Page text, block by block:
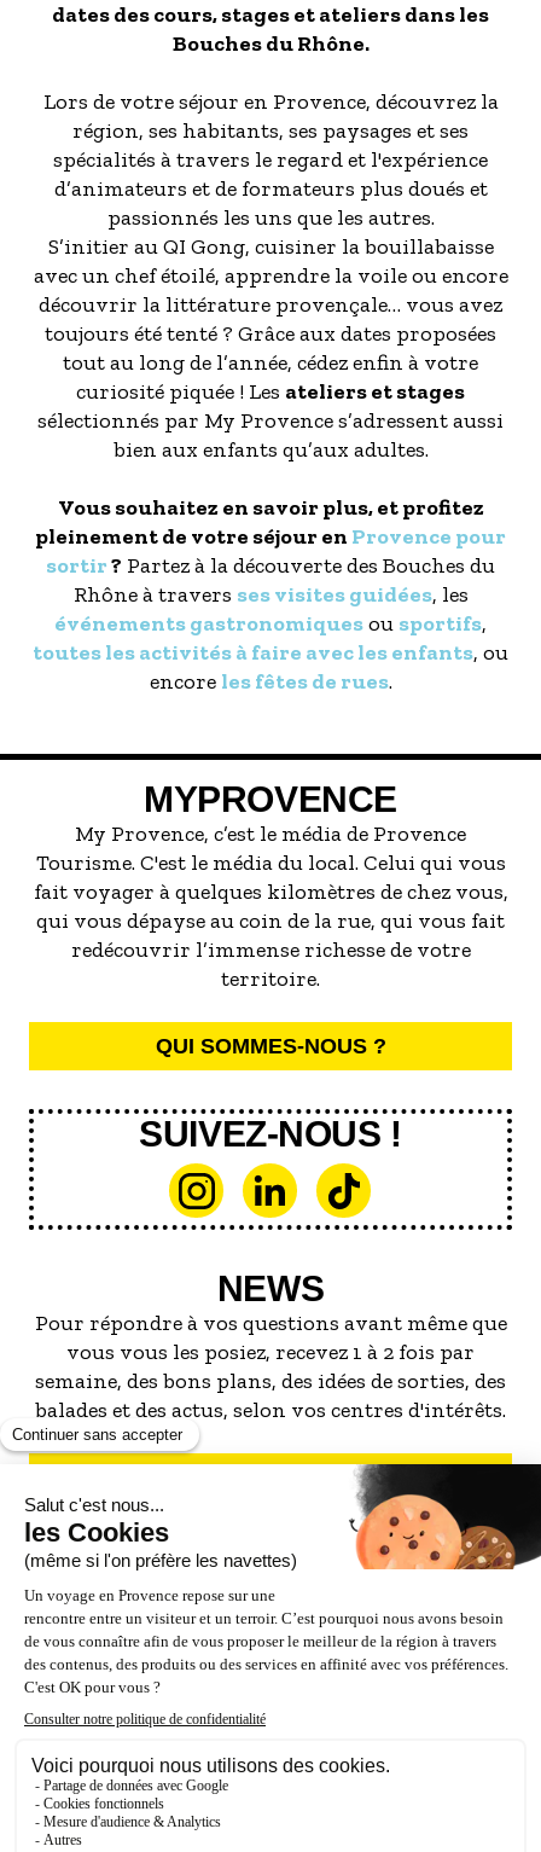
dates des cours, stages et ateliers dans les
Bouches du Rhône.
Lors de votre séjour en Provence, découvrez la
région, ses habitants, ses paysages et ses
spécialités à travers le regard et l'expérience
d’animateurs et de formateurs plus doués et
passionnés les uns que les autres.
S’initier au QI Gong, cuisiner la bouillabaisse
avec un chef étoilé, apprendre la voile ou encore
découvrir la littérature provençale… vous avez
toujours été tenté ? Grâce aux dates proposées
tout au long de l’année, cédez enfin à votre
curiosité piquée ! Les ateliers et stages
sélectionnés par My Provence s’adressent aussi
bien aux enfants qu’aux adultes.
Vous souhaitez en savoir plus, et profitez
pleinement de votre séjour en Provence pour
sortir? Partez à la découverte des Bouches du
Rhône à travers ses visites guidées, les
événements gastronomiquesou sportifs,
toutes les activités à faire avec les enfants, ou
encore les fêtes de rues.
MYPROVENCE
My Provence, c’est le média de Provence
Tourisme. C'est le média du local. Celui qui vous
fait voyager à quelques kilomètres de chez vous,
qui vous dépayse au coin de la rue, qui vous fait
redécouvrir l’immense richesse de votre
territoire.
QUI SOMMES-NOUS ?
SUIVEZ-NOUS !
NEWS
Pour répondre à vos questions avant même que
vous vous les posiez, recevez 1 à 2 fois par
semaine, des bons plans, des idées de sorties, des
balades et des actus, selon vos centres d'intérêts.
S'INSCRIRE À LA NEWSLETTER
NOS PARTENAIRES
ESPACE PRO / PRESSE